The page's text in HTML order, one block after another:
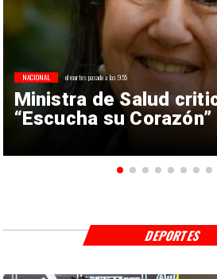
Ministra de Salud
“Escucha su Corazón”
NACIONAL el martes pasado a las 9:55
DEPORTES